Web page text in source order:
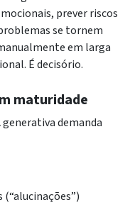
prever riscos
se tornem
em larga
É decisório.
maturidade
generativa demanda